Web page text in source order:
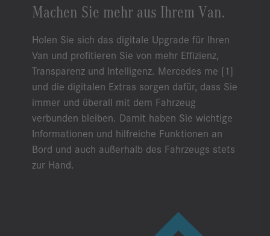
Machen Sie mehr aus Ihrem Van.
Holen Sie sich das digitale Upgrade für Ihren
Van und profitieren Sie von mehr Effizienz,
Transparenz und Intelligenz. Mercedes me [1]
und die digitalen Extras sorgen dafür, dass Sie
immer und überall mit dem Fahrzeug
verbunden bleiben. Damit haben Sie wichtige
Informationen und hilfreiche Funktionen an
Bord und auch außerhalb des Fahrzeugs stets
zur Hand.